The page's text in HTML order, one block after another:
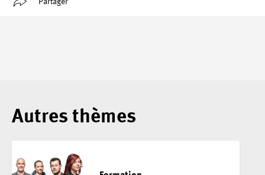
Partager
Autres thèmes